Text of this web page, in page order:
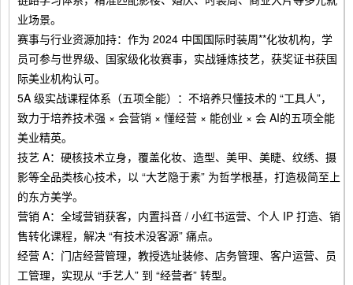
业场景。
赛事与行业资源加持：作为 2024 中国国际时装周**化妆机构，学
员可参与世界级、国家级化妆赛事，实战锤炼技艺，获奖证书获国
际美业机构认可。
5A 级实战课程体系（五项全能）：不培养只懂技术的 “工具人”，
致力于培养技术强 × 会营销 × 懂经营 × 能创业 × 会 AI的五项全能
美业精英。
技艺 A：硬核技术立身，覆盖化妆、造型、美甲、美睫、纹绣、摄
影等全品类核心技术，以 “大艺隐于素” 为哲学根基，打造极简至上
的东方美学。
营销 A：全域营销获客，内置抖音 / 小红书运营、个人 IP 打造、销
售转化课程，解决 “有技术没客源” 痛点。
经营 A：门店经营管理，教授选址装修、店务管理、客户运营、员
工管理，实现从 “手艺人” 到 “经营者” 转型。